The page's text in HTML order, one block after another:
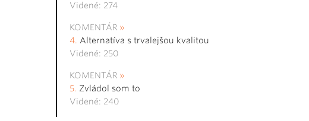
Videné: 274
KOMENTÁR
Alternatíva s trvalejšou kvalitou
Videné: 250
KOMENTÁR
Zvládol som to
Videné: 240